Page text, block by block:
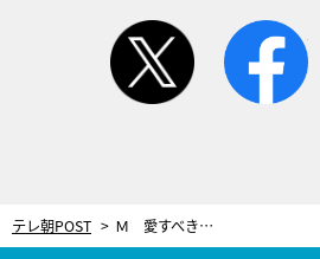
twitter
テレ朝POST Ｍ 愛すべき人がいて